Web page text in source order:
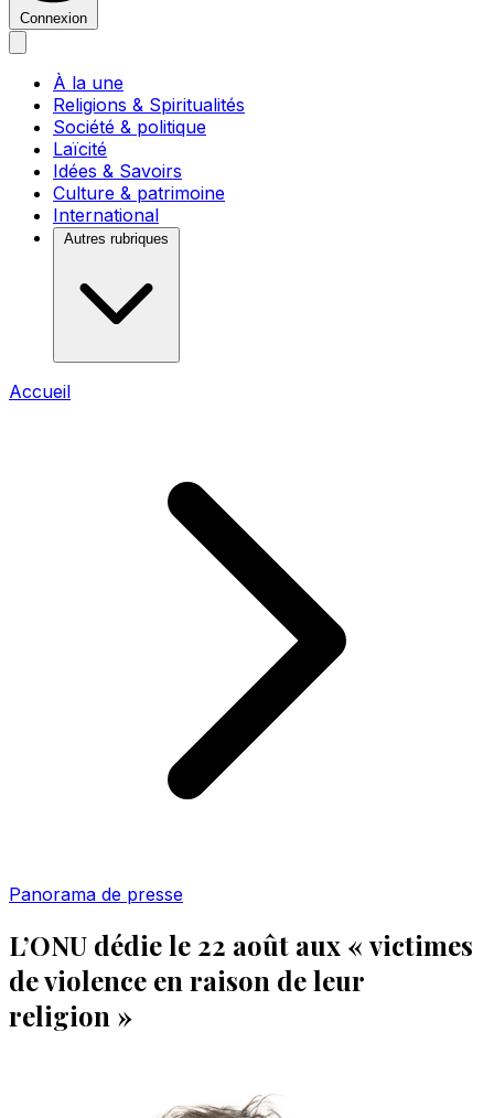
Connexion
À la une
Religions & Spiritualités
Société & politique
Laïcité
Idées & Savoirs
Culture & patrimoine
International
Autres rubriques
Accueil
Panorama de presse
L’ONU dédie le 22 août aux « victimes
de violence en raison de leur
religion »